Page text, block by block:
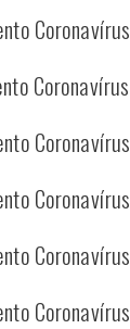
Coronavírus
Coronavírus
Coronavírus
Coronavírus
Coronavírus
Coronavírus